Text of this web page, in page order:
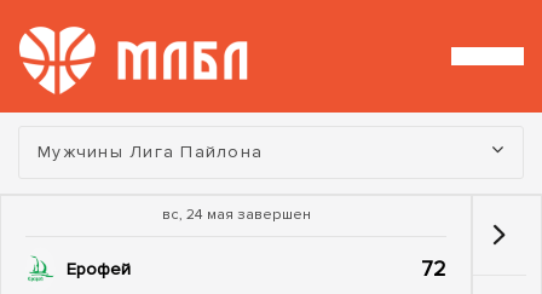
Турнир:
Мужчины Лига Пайлона
вс, 24 мая завершен
Ерофей 72